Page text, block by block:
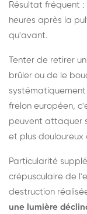
Résultat fréquent
heures après la
qu'avant.
Tenter de retirer
brûler ou de le
systématiquement
frelon européen,
peuvent attaquer
et plus douloureux
Particularité
crépusculaire de
destruction
une lumière